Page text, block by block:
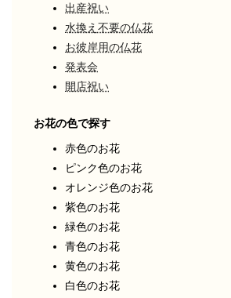
出産祝い
水換え不要の仏花
お彼岸用の仏花
発表会
開店祝い
お花の色で探す
赤色のお花
ピンク色のお花
オレンジ色のお花
紫色のお花
緑色のお花
青色のお花
黄色のお花
白色のお花